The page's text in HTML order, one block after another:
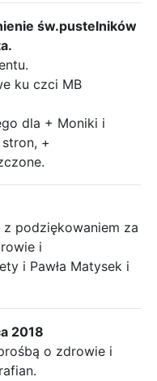
św.pustelników
ku czci MB
dla + Moniki i
+
z podziękowaniem za
i
i Pawła Matysek i
2018
o zdrowie i